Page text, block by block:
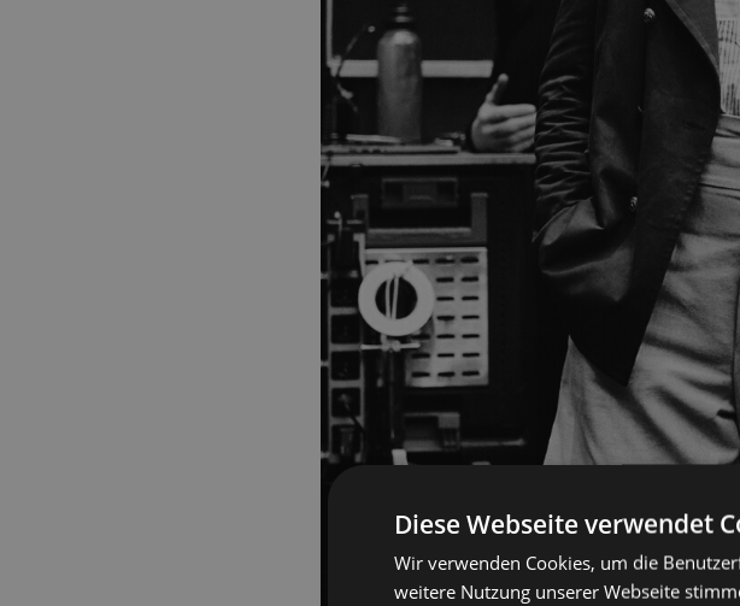
Diese Webseite verwendet
Wir verwenden Cookies, um die
weitere Nutzung unserer Webseite